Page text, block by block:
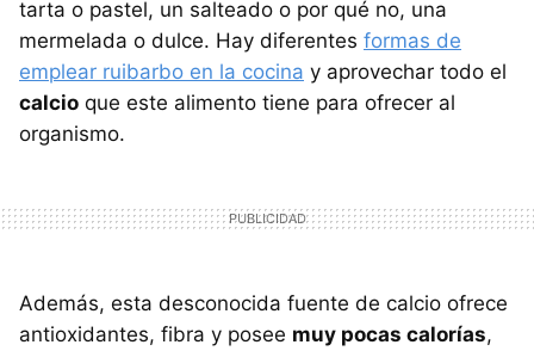
tarta o pastel, un salteado o por qué no, una
mermelada o dulce. Hay diferentes formas de
emplear ruibarbo en la cocina y aprovechar todo el
calcio que este alimento tiene para ofrecer al
organismo.
Además, esta desconocida fuente de calcio ofrece
antioxidantes, fibra y posee muy pocas calorías,